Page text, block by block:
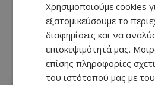
Πλοίο δέχθηκε
του Ομάν - Ασφαλές
οι Βρετανοί
08.08.2026 - 17:17
Χρησιμοποιούμε cookies
εξατομικεύσουμε το
διαφημίσεις και να
επισκεψιμότητά μας.
επίσης πληροφορίες
του ιστότοπού μας με